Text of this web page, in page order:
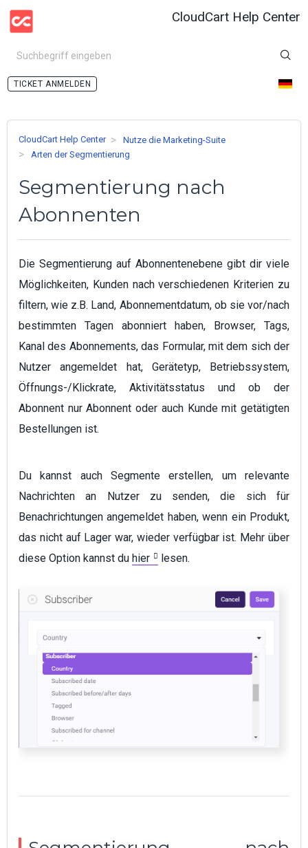
CloudCart Help Center
ANMELDEN
CloudCart Help Center
Nutze die Marketing-Suite
Arten der Segmentierung
Segmentierung nach
Abonnenten
Die Segmentierung auf Abonnentenebene gibt dir viele
Möglichkeiten, Kunden nach verschiedenen Kriterien zu
filtern, wie z.B. Land, Abonnementdatum, ob sie vor/nach
bestimmten Tagen abonniert haben, Browser, Tags,
Kanal des Abonnements, das Formular, mit dem sich der
Nutzer angemeldet hat, Gerätetyp, Betriebssystem,
Öffnungs-/Klickrate, Aktivitätsstatus und ob der
Abonnent nur Abonnent oder auch Kunde mit getätigten
Bestellungen ist.
Du kannst auch Segmente erstellen, um relevante
Nachrichten an Nutzer zu senden, die sich für
Benachrichtungen angemeldet haben, wenn ein Produkt,
das nicht auf Lager war, wieder verfügbar ist. Mehr über
diese Option kannst du hier lesen.